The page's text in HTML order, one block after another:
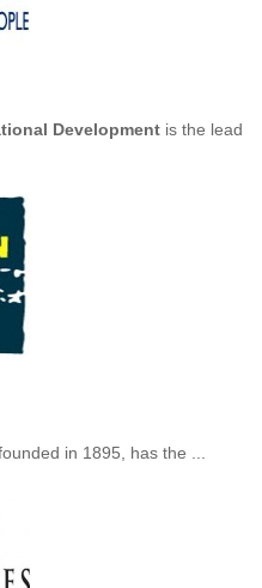
Development is the lead
in 1895, has the ...